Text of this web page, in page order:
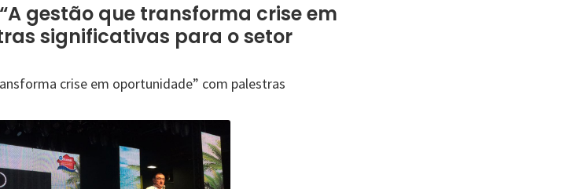
gestão que transforma crise em
significativas para o setor
crise em oportunidade” com palestras